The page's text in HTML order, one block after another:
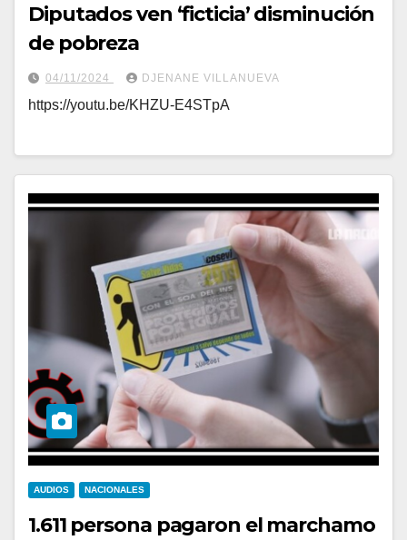
Diputados ven ‘ficticia’ disminución
de pobreza
04/11/2024 DJENANE VILLANUEVA
https://youtu.be/KHZU-E4STpA
AUDIOS NACIONALES
1.611 persona pagaron el marchamo